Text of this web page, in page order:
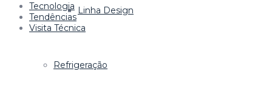
Linha Design
Refrigeração
Tecnologia
Tendências
Visita Técnica